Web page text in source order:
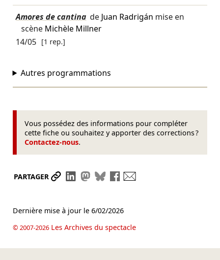
Amores de cantina de Juan Radrigán mise en
scène Michèle Millner
14/05 [1 rep.]
Autres programmations
Vous possédez des informations pour compléter
cette fiche ou souhaitez y apporter des corrections ?
Contactez-nous.
PARTAGER Partager le lien
Partager sur LinkedIn
Partager sur Mastodon
Partager sur Bluesky
Partager sur Facebook
Dernière mise à jour le 6/02/2026
© 2007-2026Les Archives du spectacle